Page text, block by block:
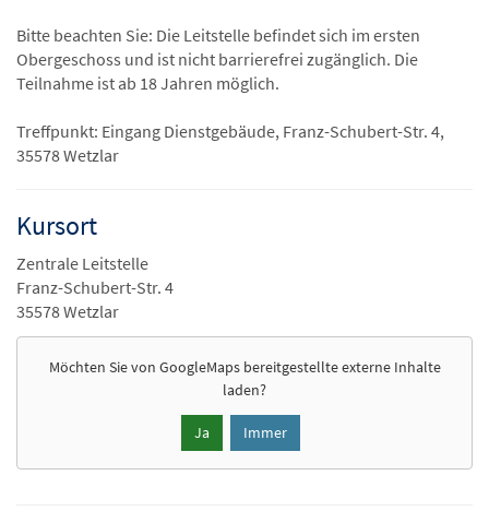
Bitte beachten Sie: Die Leitstelle befindet sich im ersten
Obergeschoss und ist nicht barrierefrei zugänglich. Die
Teilnahme ist ab 18 Jahren möglich.
Treffpunkt: Eingang Dienstgebäude, Franz-Schubert-Str. 4,
35578 Wetzlar
Kursort
Zentrale Leitstelle
Franz-Schubert-Str. 4
35578 Wetzlar
Möchten Sie von GoogleMapsbereitgestellte externe Inhalte
laden?
Ja Immer